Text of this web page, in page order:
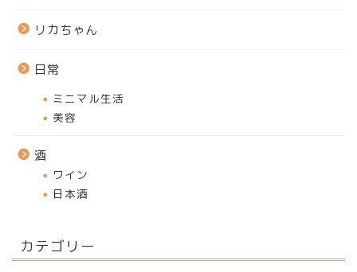
リカちゃん
日常
ミニマル生活
美容
酒
ワイン
日本酒
カテゴリー